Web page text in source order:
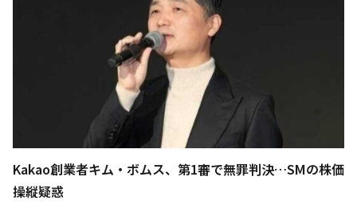
Kakao創業者キム・ボムス、第1審で無罪判決…SMの株価
操縦疑惑